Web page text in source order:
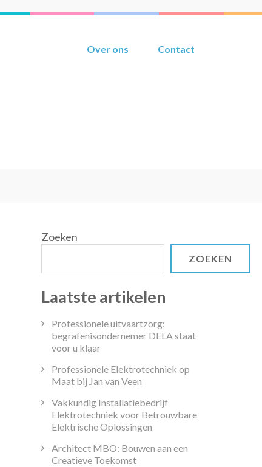
Over ons Contact
Zoeken
ZOEKEN
Laatste artikelen
Professionele uitvaartzorg:
begrafenisondernemer DELA staat
voor u klaar
Professionele Elektrotechniek op
Maat bij Jan van Veen
Vakkundig Installatiebedrijf
Elektrotechniek voor Betrouwbare
Elektrische Oplossingen
Architect MBO: Bouwen aan een
Creatieve Toekomst